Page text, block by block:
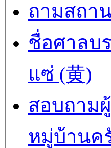
ถามสถา
ชื่อศาลบ
แซ่ (黄)
สอบถาม
หมู่บ้านค